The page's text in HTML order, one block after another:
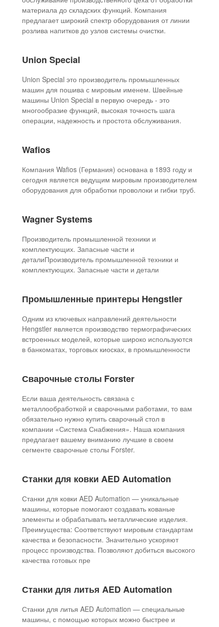
материала до складских функций. Компания
предлагает широкий спектр оборудования от линии
розлива напитков до узлов системы очистки.
Union Special
Union Special это производитель промышленных
машин для пошива с мировым именем. Швейные
машины Union Special в первую очередь - это
многообразие функций, высокая точность шага
операции, надежность и простота обслуживания.
Wafios
Компания Wafios (Германия) основана в 1893 году и
сегодня является ведущим мировым производителем
оборудования для обработки проволоки и гибки труб.
Wagner Systems
Производитель промышленной техники и
комплектующих. Запасные части и
деталиПроизводитель промышленной техники и
комплектующих. Запасные части и детали
Промышленные принтеры Hengstler
Одним из ключевых направлений деятельности
Hengstler является производство термографических
встроенных моделей, которые широко используются
в банкоматах, торговых киосках, в промышленности
Сварочные столы Forster
Если ваша деятельность связана с
металлообработкой и сварочными работами, то вам
обязательно нужно купить сварочный стол в
компании «Система Снабжения». Наша компания
предлагает вашему вниманию лучшие в своем
сегменте сварочные столы Forster.
Станки для ковки AED Automation
Станки для ковки AED Automation — уникальные
машины, которые помогают создавать кованые
элементы и обрабатывать металлические изделия.
Преимущества: Соответствуют мировым стандартам
качества и безопасности. Значительно ускоряют
процесс производства. Позволяют добиться высокого
качества готовых пре
Станки для литья AED Automation
Станки для литья AED Automation — специальные
машины, с помощью которых можно быстрее и